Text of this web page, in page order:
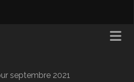
septembre 2021